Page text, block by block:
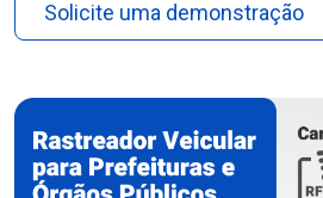
Solicite uma demonstração